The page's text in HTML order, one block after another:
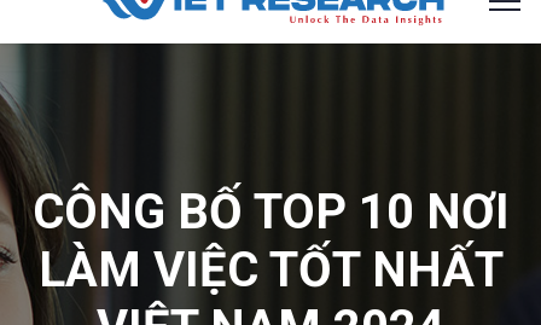
CÔNG BỐ TOP 10 NƠI
LÀM VIỆC TỐT NHẤT